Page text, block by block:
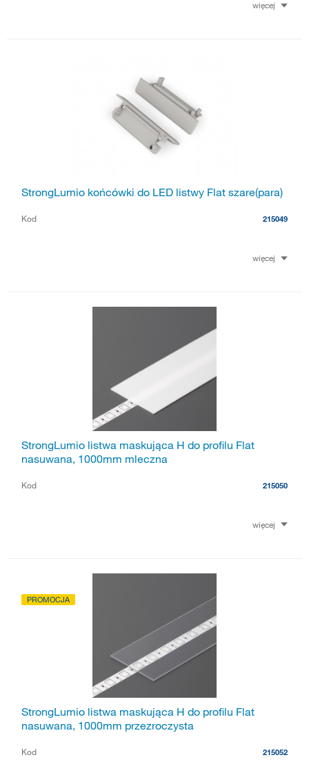
więcej
StrongLumio końcówki do LED listwy Flat szare(para)
Kod 215049
więcej
StrongLumio listwa maskująca H do profilu Flat
nasuwana, 1000mm mleczna
Kod 215050
więcej
PROMOCJA
StrongLumio listwa maskująca H do profilu Flat
nasuwana, 1000mm przezroczysta
Kod 215052